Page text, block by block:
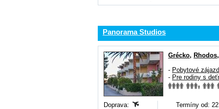
Panorama Studios
Grécko, Rhodos
- Pobytové
- Pre rodiny s
Doprava:
Termíny od: